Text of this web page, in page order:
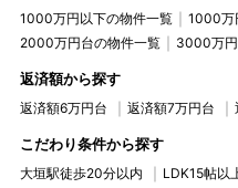
1000万円以下の物件一覧
1000万
2000万円台の物件一覧
3000万
返済額から探す
返済額6万円台 返済額7万円台
こだわり条件から探す
大垣駅徒歩20分以内 LDK15帖以